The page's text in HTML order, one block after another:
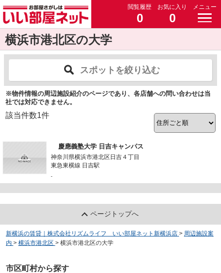
閲覧履歴
0
お気に入り
0
メニュー
横浜市港北区の大学
スポットを絞り込む
※物件情報の周辺施設紹介のページであり、各店舗への問い合わせは当
社では対応できません。
該当件数1件
慶應義塾大学 日吉キャンパス
神奈川県横浜市港北区日吉４丁目
東急東横線 日吉駅
-
ページトップへ
新横浜の賃貸｜株式会社リズムライフ いい部屋ネット新横浜店 > 周辺施設案
内 > 横浜市港北区 > 横浜市港北区の大学
市区町村から探す